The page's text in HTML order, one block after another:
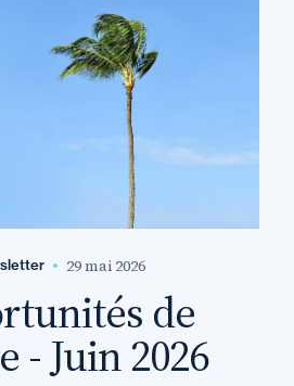
29 mai 2026
de
- Juin 2026